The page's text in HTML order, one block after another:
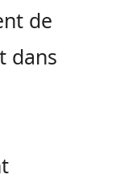
de
dans